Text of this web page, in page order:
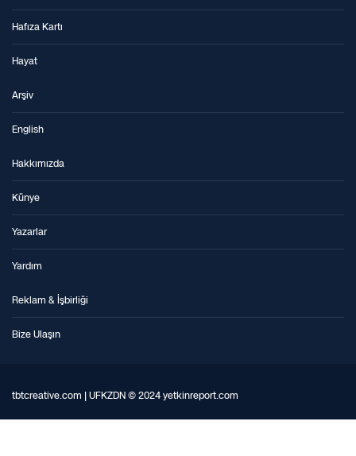
Hafıza Kartı
Hayat
Arşiv
English
Hakkımızda
Künye
Yazarlar
Yardım
Reklam & İşbirliği
Bize Ulaşın
tbtcreative.com | UFKZDN © 2024 yetkinreport.com